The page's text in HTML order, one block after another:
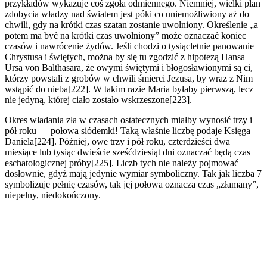
przykładów wykazuje coś zgoła odmiennego. Niemniej, wielki plan
zdobycia władzy nad światem jest póki co uniemożliwiony aż do
chwili, gdy na krótki czas szatan zostanie uwolniony. Określenie „a
potem ma być na krótki czas uwolniony” może oznaczać koniec
czasów i nawrócenie żydów. Jeśli chodzi o tysiącletnie panowanie
Chrystusa i świętych, można by się tu zgodzić z hipotezą Hansa
Ursa von Balthasara, że owymi świętymi i błogosławionymi są ci,
którzy powstali z grobów w chwili śmierci Jezusa, by wraz z Nim
wstąpić do nieba[222]. W takim razie Maria byłaby pierwszą, lecz
nie jedyną, której ciało zostało wskrzeszone[223].
Okres władania zła w czasach ostatecznych miałby wynosić trzy i
pół roku — połowa siódemki! Taką właśnie liczbę podaje Księga
Daniela[224]. Później, owe trzy i pół roku, czterdzieści dwa
miesiące lub tysiąc dwieście sześćdziesiąt dni oznaczać będą czas
eschatologicznej próby[225]. Liczb tych nie należy pojmować
dosłownie, gdyż mają jedynie wymiar symboliczny. Tak jak liczba 7
symbolizuje pełnię czasów, tak jej połowa oznacza czas „złamany”,
niepełny, niedokończony.